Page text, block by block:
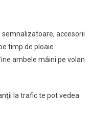
semnalizatoare, accesorii
timp de ploaie
ambele mâini pe volan
la trafic te pot vedea